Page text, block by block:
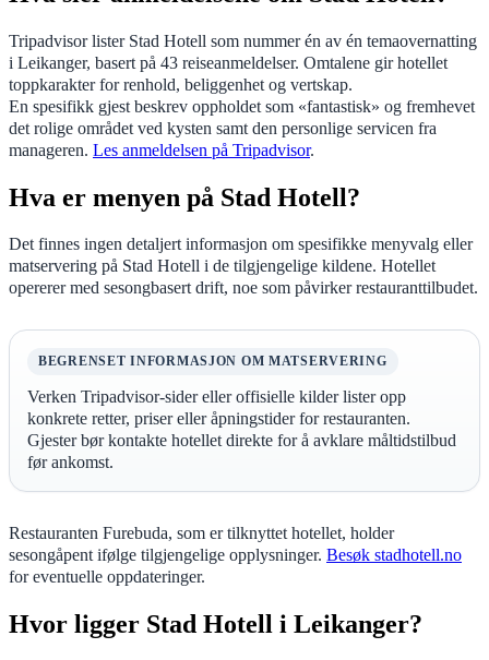
Tripadvisor lister Stad Hotell som nummer én av én temaovernatting
i Leikanger, basert på 43 reiseanmeldelser. Omtalene gir hotellet
toppkarakter for renhold, beliggenhet og vertskap.
En spesifikk gjest beskrev oppholdet som «fantastisk» og fremhevet
det rolige området ved kysten samt den personlige servicen fra
manageren. Les anmeldelsen på Tripadvisor.
Hva er menyen på Stad Hotell?
Det finnes ingen detaljert informasjon om spesifikke menyvalg eller
matservering på Stad Hotell i de tilgjengelige kildene. Hotellet
opererer med sesongbasert drift, noe som påvirker restauranttilbudet.
BEGRENSET INFORMASJON OM MATSERVERING
Verken Tripadvisor-sider eller offisielle kilder lister opp
konkrete retter, priser eller åpningstider for restauranten.
Gjester bør kontakte hotellet direkte for å avklare måltidstilbud
før ankomst.
Restauranten Furebuda, som er tilknyttet hotellet, holder
sesongåpent ifølge tilgjengelige opplysninger. Besøk stadhotell.no
for eventuelle oppdateringer.
Hvor ligger Stad Hotell i Leikanger?